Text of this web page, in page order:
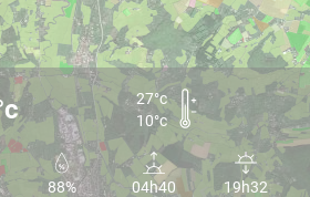
27°c
10°c
88% 04h40 19h32